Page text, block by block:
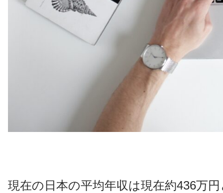
現在の日本の平均年収は現在約436万